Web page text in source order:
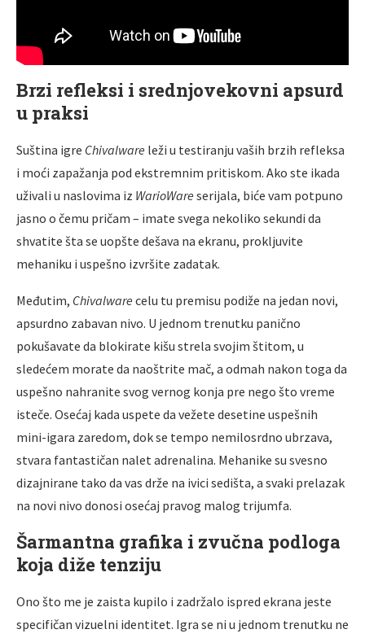
Brzi refleksi i srednjovekovni apsurd
u praksi
Suština igre Chivalware leži u testiranju vaših brzih refleksa
i moći zapažanja pod ekstremnim pritiskom. Ako ste ikada
uživali u naslovima iz WarioWare serijala, biće vam potpuno
jasno o čemu pričam – imate svega nekoliko sekundi da
shvatite šta se uopšte dešava na ekranu, prokljuvite
mehaniku i uspešno izvršite zadatak.
Međutim, Chivalware celu tu premisu podiže na jedan novi,
apsurdno zabavan nivo. U jednom trenutku panično
pokušavate da blokirate kišu strela svojim štitom, u
sledećem morate da naoštrite mač, a odmah nakon toga da
uspešno nahranite svog vernog konja pre nego što vreme
isteče. Osećaj kada uspete da vežete desetine uspešnih
mini-igara zaredom, dok se tempo nemilosrdno ubrzava,
stvara fantastičan nalet adrenalina. Mehanike su svesno
dizajnirane tako da vas drže na ivici sedišta, a svaki prelazak
na novi nivo donosi osećaj pravog malog trijumfa.
Šarmantna grafika i zvučna podloga
koja diže tenziju
Ono što me je zaista kupilo i zadržalo ispred ekrana jeste
specifičan vizuelni identitet. Igra se ni u jednom trenutku ne